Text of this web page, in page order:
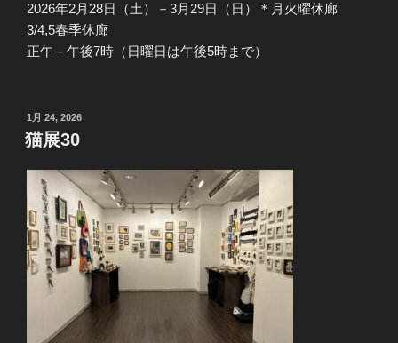
2026年2月28日（土）－3月29日（日）＊月火曜休廊
3/4,5春季休廊
正午－午後7時（日曜日は午後5時まで）
投
稿
日:
1月 24, 2026
猫展30